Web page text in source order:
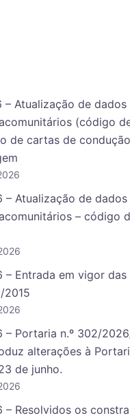
– Atualização de dados
(código
de cartas de
– Atualização de dados
– código
– Entrada em vigor das
2015
– Portaria n.º 302/
alterações à
de junho.
– Resolvidos os